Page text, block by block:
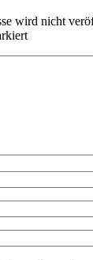
wird nicht